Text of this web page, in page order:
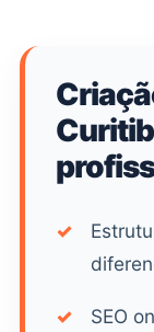
✓
✓
SEO